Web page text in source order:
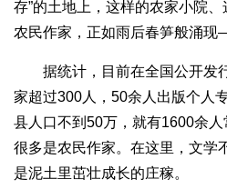
存”的土地上，这样的农家小院
农民作家，正如雨后春笋般涌
据统计，目前在全国公开发
家超过300人，50余人出版个人
县人口不到50万，就有1600余
很多是农民作家。在这里，文学
是泥土里茁壮成长的庄稼。